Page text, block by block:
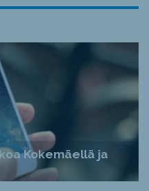
Kokemäellä ja